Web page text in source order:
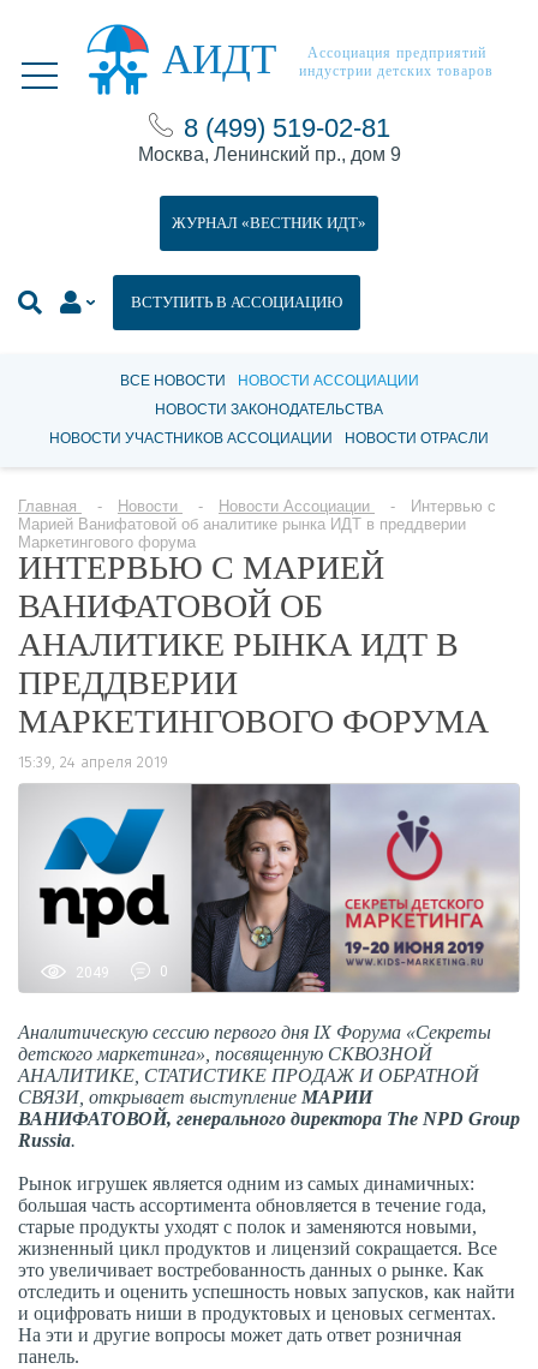
АИДТ
Ассоциация предприятий
индустрии детских товаров
8 (499) 519-02-81
Москва, Ленинский пр., дом 9
ВСТУПИТЬ В АССОЦИАЦИЮ
ЖУРНАЛ «ВЕСТНИК ИДТ»
ВСЕ НОВОСТИ
НОВОСТИ АССОЦИАЦИИ
НОВОСТИ ЗАКОНОДАТЕЛЬСТВА
НОВОСТИ УЧАСТНИКОВ АССОЦИАЦИИ
НОВОСТИ ОТРАСЛИ
Главная Новости Новости Ассоциации
Интервью с
Марией Ванифатовой об аналитике рынка ИДТ в преддверии
Маркетингового форума
ИНТЕРВЬЮ С МАРИЕЙ
ВАНИФАТОВОЙ ОБ
АНАЛИТИКЕ РЫНКА ИДТ В
ПРЕДДВЕРИИ
МАРКЕТИНГОВОГО ФОРУМА
15:39, 24 апреля 2019
2049 0
Аналитическую сессию первого дня IX Форума «Секреты
детского маркетинга», посвященную СКВОЗНОЙ
АНАЛИТИКЕ, СТАТИСТИКЕ ПРОДАЖ И ОБРАТНОЙ
СВЯЗИ, открывает выступление МАРИИ
ВАНИФАТОВОЙ, генерального директора The NPD Group
Russia.
Рынок игрушек является одним из самых динамичных:
большая часть ассортимента обновляется в течение года,
старые продукты уходят с полок и заменяются новыми,
жизненный цикл продуктов и лицензий сокращается. Все
это увеличивает востребованность данных о рынке. Как
отследить и оценить успешность новых запусков, как найти
и оцифровать ниши в продуктовых и ценовых сегментах.
На эти и другие вопросы может дать ответ розничная
панель.